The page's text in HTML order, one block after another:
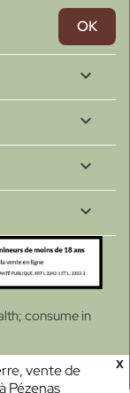




consume in
Pézenas.
vente de
Pézenas
x